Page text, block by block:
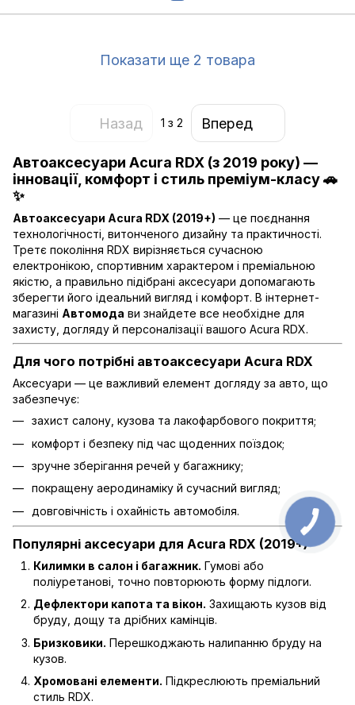
Показати ще 2 товара
Назад 1 з 2 Вперед
Автоаксесуари Acura RDX (з 2019 року) —
інновації, комфорт і стиль преміум-класу 🚗
✨
Автоаксесуари Acura RDX (2019+) — це поєднання
технологічності, витонченого дизайну та практичності.
Третє покоління RDX вирізняється сучасною
електронікою, спортивним характером і преміальною
якістю, а правильно підібрані аксесуари допомагають
зберегти його ідеальний вигляд і комфорт. В інтернет-
магазині Автомода ви знайдете все необхідне для
захисту, догляду й персоналізації вашого Acura RDX.
Для чого потрібні автоаксесуари Acura RDX
Аксесуари — це важливий елемент догляду за авто, що
забезпечує:
захист салону, кузова та лакофарбового покриття;
комфорт і безпеку під час щоденних поїздок;
зручне зберігання речей у багажнику;
покращену аеродинаміку й сучасний вигляд;
довговічність і охайність автомобіля.
Популярні аксесуари для Acura RDX (2019+)
Килимки в салон і багажник. Гумові або
поліуретанові, точно повторюють форму підлоги.
Дефлектори капота та вікон. Захищають кузов від
бруду, дощу та дрібних камінців.
Бризковики. Перешкоджають налипанню бруду на
кузов.
Хромовані елементи. Підкреслюють преміальний
стиль RDX.